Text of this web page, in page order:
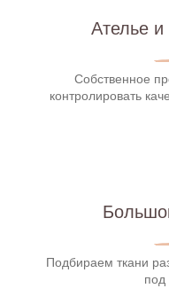
Ателье
Собственное
контролировать
Подбираем ткани
под